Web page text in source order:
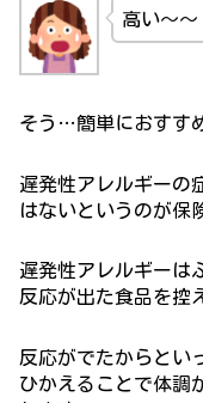
高い～～
そう…簡単におすす
遅発性アレルギーの
はないというのが保
遅発性アレルギーは
反応が出た食品を控
反応がでたからとい
ひかえることで体調